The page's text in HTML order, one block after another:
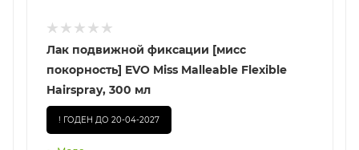
Лак подвижной фиксации [мисс
покорность] EVO Miss Malleable Flexible
Hairspray, 300 мл
! ГОДЕН ДО 20-04-2027